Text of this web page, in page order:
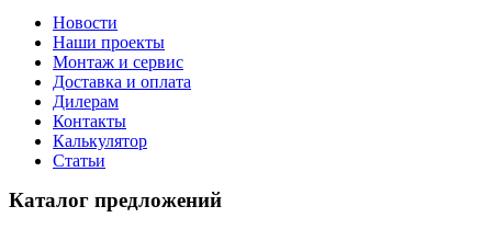
Новости
Наши проекты
Монтаж и сервис
Доставка и оплата
Дилерам
Контакты
Калькулятор
Статьи
Каталог предложений